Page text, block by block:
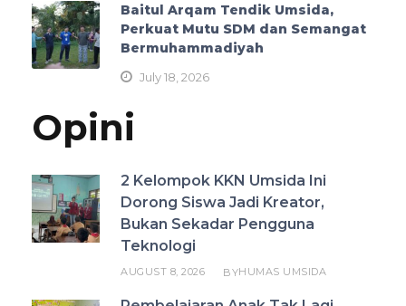
Baitul Arqam Tendik Umsida,
Perkuat Mutu SDM dan Semangat
Bermuhammadiyah
July 18, 2026
Opini
2 Kelompok KKN Umsida Ini
Dorong Siswa Jadi Kreator,
Bukan Sekadar Pengguna
Teknologi
AUGUST 8, 2026 BYHUMAS UMSIDA